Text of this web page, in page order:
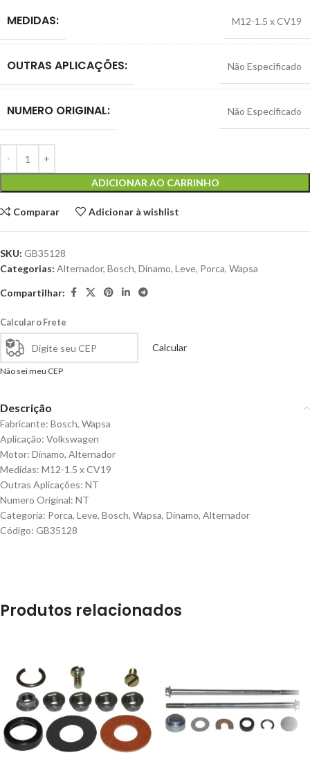
MEDIDAS: M12-1.5 x CV19
OUTRAS APLICAÇÕES: Não Especificado
NUMERO ORIGINAL: Não Especificado
ADICIONAR AO CARRINHO
Comparar Adicionar à wishlist
SKU: GB35128
Categorias: Alternador, Bosch, Dínamo, Leve, Porca, Wapsa
Compartilhar:
Calcular o Frete
Calcular
Não sei meu CEP
Descrição
Fabricante: Bosch, Wapsa
Aplicação: Volkswagen
Motor: Dínamo, Alternador
Medidas: M12-1.5 x CV19
Outras Aplicações: NT
Numero Original: NT
Categoria: Porca, Leve, Bosch, Wapsa, Dínamo, Alternador
Código: GB35128
Produtos relacionados